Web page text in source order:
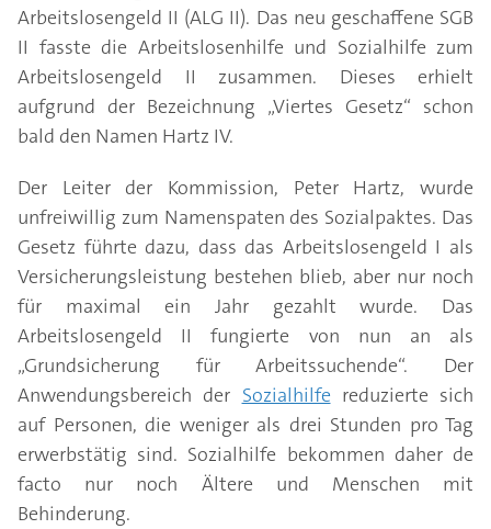
Arbeitslosengeld II (ALG II). Das neu geschaffene SGB
II fasste die Arbeitslosenhilfe und Sozialhilfe zum
Arbeitslosengeld II zusammen. Dieses erhielt
aufgrund der Bezeichnung „Viertes Gesetz“ schon
bald den Namen Hartz IV.
Der Leiter der Kommission, Peter Hartz, wurde
unfreiwillig zum Namenspaten des Sozialpaktes. Das
Gesetz führte dazu, dass das Arbeitslosengeld I als
Versicherungsleistung bestehen blieb, aber nur noch
für maximal ein Jahr gezahlt wurde. Das
Arbeitslosengeld II fungierte von nun an als
„Grundsicherung für Arbeitssuchende“. Der
Anwendungsbereich der Sozialhilfereduzierte sich
auf Personen, die weniger als drei Stunden pro Tag
erwerbstätig sind. Sozialhilfe bekommen daher de
facto nur noch Ältere und Menschen mit
Behinderung.